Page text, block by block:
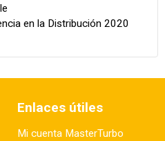
en la Distribución 2020
Enlaces útiles
Mi cuenta MasterTurbo